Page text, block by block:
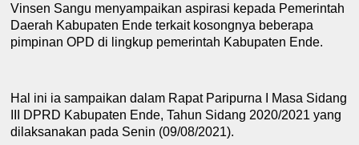
Vinsen Sangu menyampaikan aspirasi kepada Pemerintah
Daerah Kabupaten Ende terkait kosongnya beberapa
pimpinan OPDdi lingkup pemerintah Kabupaten Ende.
Hal ini ia sampaikan dalam Rapat Paripurna I Masa Sidang
DPRD Kabupaten Ende, Tahun Sidang 2020/2021 yang
dilaksanakan pada Senin (09/08/2021).